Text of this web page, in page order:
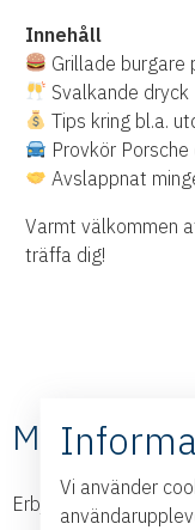
Innehåll
Grillade burgare
Svalkande dryck
Tips kring bl.a.
Provkör
Avslappnat
Varmt välkommen
träffa dig!
Erbjudanden och
Vi använder